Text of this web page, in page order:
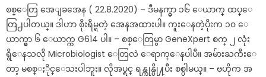
စစ္ေတြ အေျခအေန ( 22.8.2020) – ဒီမနက္မွာ ၁၆ ေယာက္ ထပ္ေ
တြ႕ပါတယ္။ ဒါဟာ စိုးရိမ္ရတဲ့ အေနအထားပါ။ ကူးေနတဲ့ပိုးက ၁၀ ေ
ယာက္မွာ ၆ ေယာက္က G614 ပါ။ – စစ္ေတြမွာ GeneXpert စက္ ၂ လုံး
ရွိေနသလို Microbiologist ေတြလဲ ေရာက္ေနပါပီ။ အမ်ားႀကီးေ
တာ့ မစစ္ႏိုင္ေသးပါဘူး။ လိုအပ္ရင္ ရန္ကုန္ပို႔ပီး စစ္ပါမယ္။ – ဗဟိုက အ